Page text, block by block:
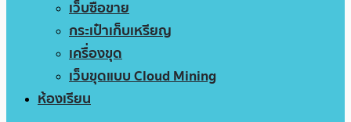
เว็บซื้อขาย
กระเป๋าเก็บเหรียญ
เครื่องขุด
เว็บขุดแบบ Cloud Mining
ห้องเรียน